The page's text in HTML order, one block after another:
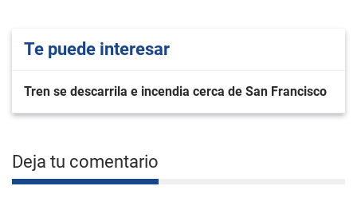
Te puede interesar
Tren se descarrila e incendia cerca de San Francisco
Deja tu comentario